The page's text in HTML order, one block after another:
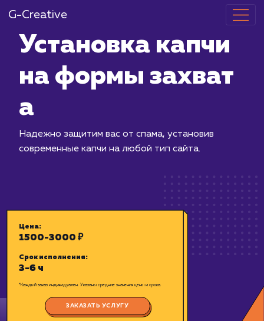
G-Creative
Установка
на формы
а
современные капчи на любой тип
Цена: